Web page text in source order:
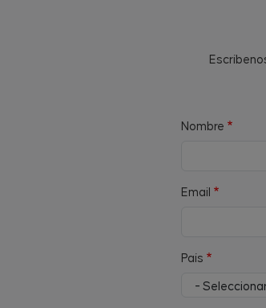
Nombre
Email
País